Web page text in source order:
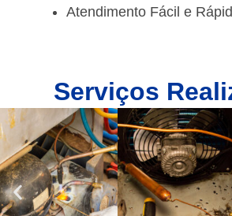
Atendimento Fácil e
Serviços